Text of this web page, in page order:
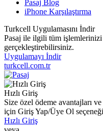
Pasaj Blog
iPhone Karşılaştırma
Turkcell Uygulamasını İndir
Pasaj ile ilgili tüm işlemlerinizi
gerçekleştirebilirsiniz.
Uygulamayı İndir
turkcell.com.tr
Hızlı Giriş
Size özel ödeme avantajları
için Giriş Yap/Üye Ol
Hızlı Giriş